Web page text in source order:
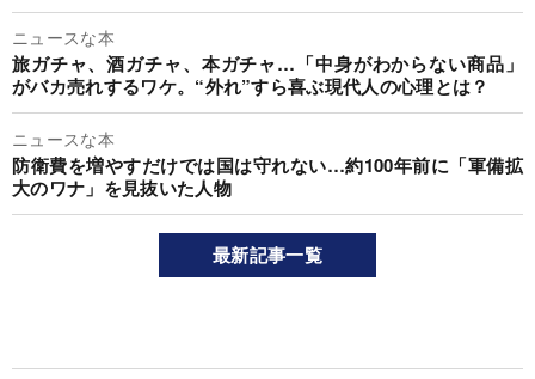
ニュースな本
旅ガチャ、酒ガチャ、本ガチャ…「中身がわからない商品」
がバカ売れするワケ。“外れ”すら喜ぶ現代人の心理とは？
ニュースな本
防衛費を増やすだけでは国は守れない…約100年前に「軍備拡
大のワナ」を見抜いた人物
最新記事一覧